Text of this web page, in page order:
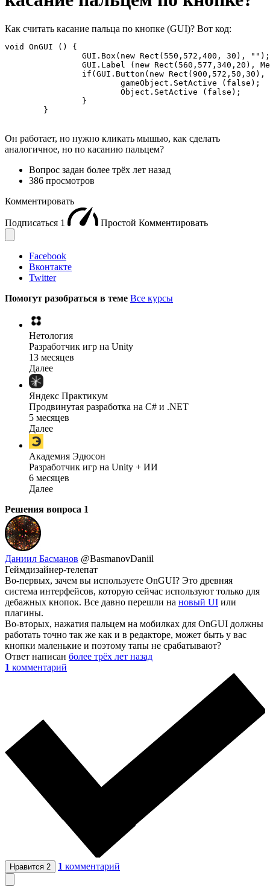
Как считать касание пальца по кнопке (GUI)? Вот код:
void OnGUI () {
	}
Он работает, но нужно кликать мышью, как сделать
аналогичное, но по касанию пальцем?
Вопрос задан более трёх лет назад
386 просмотров
Комментировать
Подписаться 1 Простой Комментировать
Facebook
Вконтакте
Twitter
Помогут разобраться в теме Все курсы
Нетология
Разработчик игр на Unity
13 месяцев
Далее
Яндекс Практикум
Продвинутая разработка на C# и .NET
5 месяцев
Далее
Академия Эдюсон
Разработчик игр на Unity + ИИ
6 месяцев
Далее
Решения вопроса 1
Даниил Басманов @BasmanovDaniil
Геймдизайнер-телепат
Во-первых, зачем вы используете OnGUI? Это древняя
система интерфейсов, которую сейчас используют только для
дебажных кнопок. Все давно перешли на новый UI или
плагины.
Во-вторых, нажатия пальцем на мобилках для OnGUI должны
работать точно так же как и в редакторе, может быть у вас
кнопки маленькие и поэтому тапы не срабатывают?
Ответ написан более трёх лет назад
1 комментарий
Нравится 2 1 комментарий